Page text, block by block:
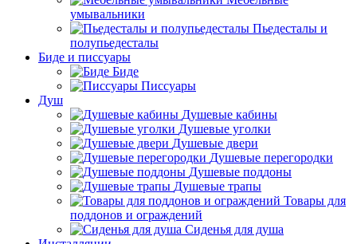
умывальники
Пьедесталы и
полупьедесталы
Биде и писсуары
Биде
Писсуары
Душ
Душевые кабины
Душевые уголки
Душевые двери
Душевые перегородки
Душевые поддоны
Душевые трапы
Товары для
поддонов и ограждений
Сиденья для душа